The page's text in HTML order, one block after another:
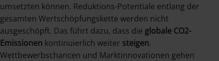
umsetzten können. Reduktions-Potentiale entlang der
gesamten Wertschöpfungskette werden nicht
ausgeschöpft. Das führt dazu, dass die globale CO2-
Emissionen kontinuierlich weiter steigen.
Wettbewerbschancen und Marktinnovationen gehen